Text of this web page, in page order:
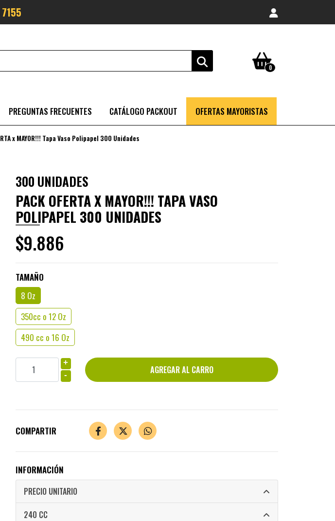
0
PREGUNTAS FRECUENTES CATÁLOGO PACKOUT OFERTAS MAYORISTAS
x MAYOR!!! Tapa Vaso Polipapel 300 Unidades
300 UNIDADES
PACK OFERTA X MAYOR!!! TAPA VASO
POLIPAPEL 300 UNIDADES
$9.886
TAMAÑO
8 Oz
350cc o 12 Oz
490 cc o 16 Oz
+
-
COMPARTIR
INFORMACIÓN
PRECIO UNITARIO
240 CC